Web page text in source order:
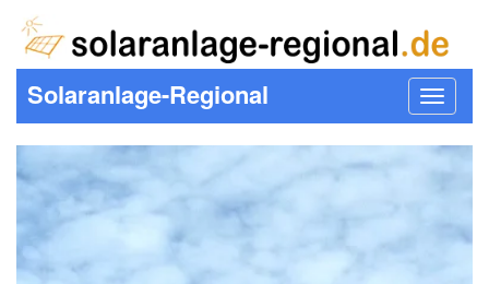
Toggle
Solaranlage-Regional